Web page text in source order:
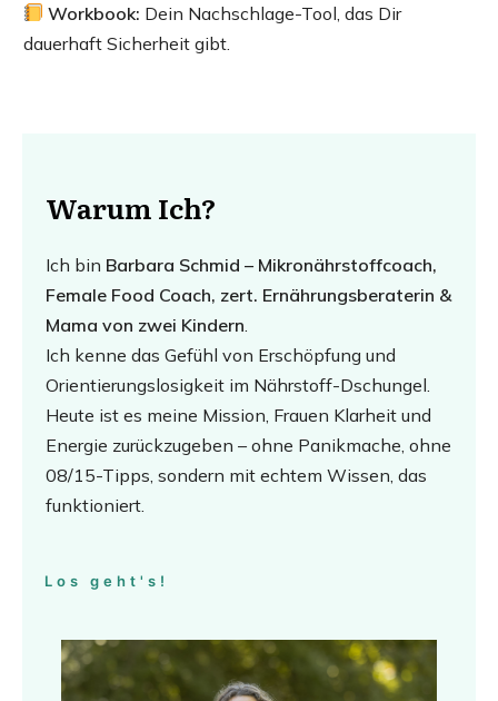
Workbook: Dein Nachschlage-Tool, das Dir
dauerhaft Sicherheit gibt.
Warum Ich?
Ich bin Barbara Schmid – Mikronährstoffcoach,
Female Food Coach, zert. Ernährungsberaterin &
Mama von zwei Kindern
Ich kenne das Gefühl von Erschöpfung und
Orientierungslosigkeit im Nährstoff-Dschungel.
Heute ist es meine Mission, Frauen Klarheit und
Energie zurückzugeben – ohne Panikmache, ohne
08/15-Tipps, sondern mit echtem Wissen, das
funktioniert.
Los geht's!